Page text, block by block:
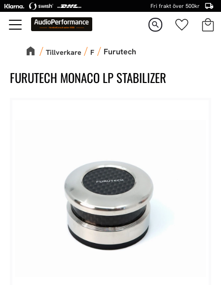
Meny
Fri frakt över 500kr
search Favoriter
Tillverkare F Furutech
FURUTECH MONACO LP STABILIZER